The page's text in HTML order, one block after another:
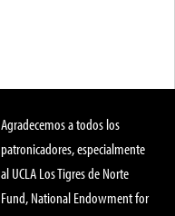
Agradecemos a todos los
patronicadores, especialmente
al UCLA Los Tigres de Norte
Fund, National Endowment for